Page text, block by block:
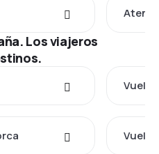
Los viajeros